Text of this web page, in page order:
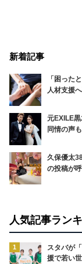
新着記事
「困った
人材支援
元EXILE黒木啓
同情の声も
久保優太38歳「色々
の投稿が
人気記事ラン
1
スタバが
援で若い